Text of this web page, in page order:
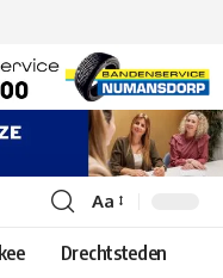
Lettergrootte
aanpassen
Aa
Drechtsteden